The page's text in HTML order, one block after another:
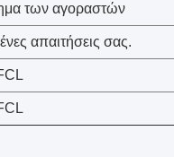
των αγοραστών
απαιτήσεις σας.